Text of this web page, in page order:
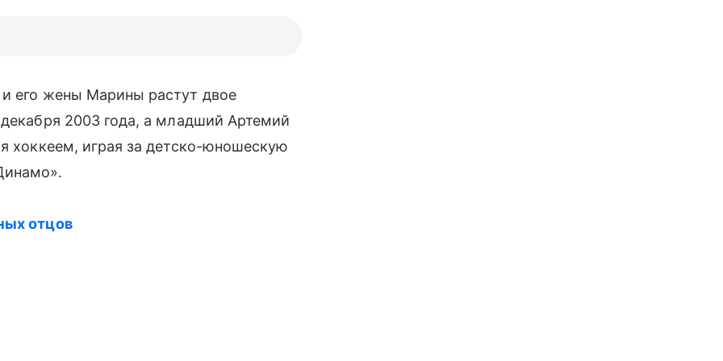
его жены Марины растут двое
2003 года, а младший Артемий
хоккеем, играя за детско-юношескую
отцов